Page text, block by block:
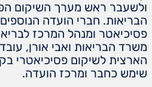
ולשעבר ראש מערך השיקום
הבריאות. חברי הועדה
פסיכיאטר ומנהל המרכז
משרד הבריאות ואבי אורן,
הארצית לשיקום פסיכיאטרי
שימש כחבר ומרכז הועדה.